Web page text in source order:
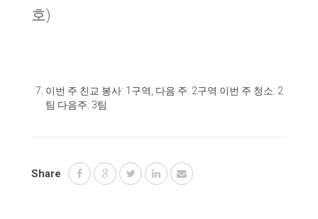
호)
이번 주 친교 봉사: 1구역, 다음 주: 2구역 이번 주 청소: 2
팀 다음주: 3팀
Share